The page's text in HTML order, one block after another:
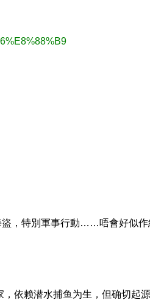
，特別軍事行動……唔會好似作
依赖潜水捕鱼为生，但确切起源